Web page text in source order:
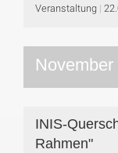
Veranstaltung
November
INIS-
Rahmen"